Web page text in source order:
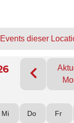
dieser
Mi Do Fr